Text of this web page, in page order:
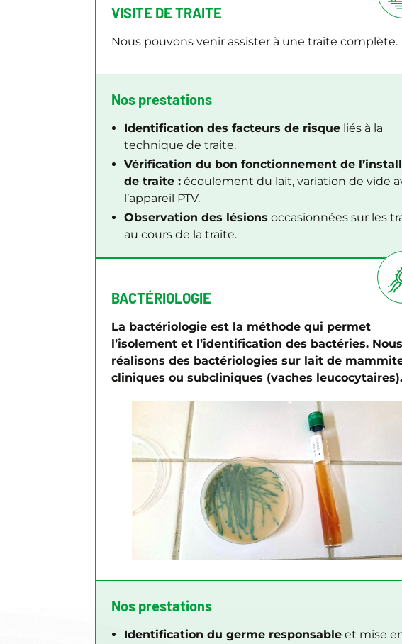
VISITE DE TRAITE
Nous pouvons venir assister à une traite complète.
Nos prestations
Identification des facteurs de risque liés à la
technique de traite.
Vérification du bon fonctionnement de
de traite : écoulement du lait, variation de vide
l’appareil PTV.
Observation des lésions occasionnées sur les
au cours de la traite.
BACTÉRIOLOGIE
La bactériologie est la méthode qui permet
l’isolement et l’identification des bactéries. Nous
réalisons des bactériologies sur lait de
cliniques ou subcliniques (vaches leucocytaires).
Nos prestations
Identification du germe responsable et mise